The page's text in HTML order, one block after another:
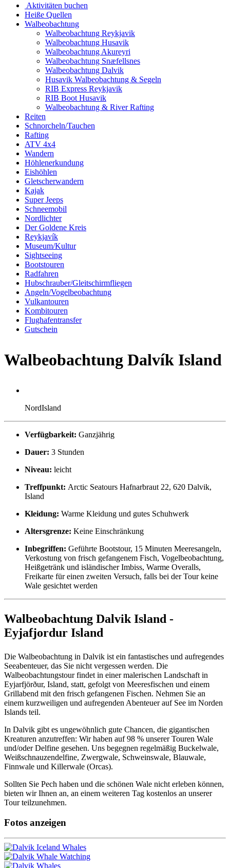
Aktivitäten buchen
Heiße Quellen
Walbeobachtung
Walbeobachtung Reykjavik
Walbeobachtung Husavik
Walbeobachtung Akureyri
Walbeobachtung Snæfellsnes
Walbeobachtung Dalvik
Husavik Walbeobachtung & Segeln
RIB Express Reykjavik
RIB Boot Husavik
Walbeobachtung & River Rafting
Reiten
Schnorcheln/Tauchen
Rafting
ATV 4x4
Wandern
Höhlenerkundung
Eishöhlen
Gletscherwandern
Kajak
Super Jeeps
Schneemobil
Nordlichter
Der Goldene Kreis
Reykjavík
Museum/Kultur
Sightseeing
Bootstouren
Radfahren
Hubschrauber/Gleitschirmfliegen
Angeln/Vogelbeobachtung
Vulkantouren
Kombitouren
Flughafentransfer
Gutschein
Walbeobachtung Dalvík Island
NordIsland
Verfügbarkeit: Ganzjährig
Dauer: 3 Stunden
Niveau: leicht
Treffpunkt: Arctic Seatours Hafnarbraut 22, 620 Dalvik,
Island
Kleidung: Warme Kleidung und gutes Schuhwerk
Altersgrenze: Keine Einschränkung
Inbegriffen: Geführte Bootstour, 15 Minuten Meeresangeln,
Verkostung von frisch gefangenem Fisch, Vogelbeobachtung,
Heißgetränk und isländischer Imbiss, Warme Overalls,
Freikarte für einen zweiten Versuch, falls bei der Tour keine
Wale gesichtet werden
Walbeobachtung Dalvik Island -
Eyjafjordur Island
Die Walbeobachtung in Dalvik ist ein fantastisches und aufregendes
Seeabenteuer, das Sie nicht vergessen werden. Die
Walbeobachtungstour findet in einer malerischen Landschaft in
Eyjarfjörður, Island, statt, gefolgt von Meeresfischen und einem
Grillabend mit den frisch gefangenen Fischen. Nehmen Sie an
einem kurzweiligen und aufregenden Abenteuer auf See im Norden
Islands teil.
In Dalvik gibt es ungewöhnlich gute Chancen, die gigantischen
Kreaturen anzutreffen: Wir haben auf 98 % unserer Touren Wale
und/oder Delfine gesehen. Uns begegnen regelmäßig Buckelwale,
Weißschnauzendelfine, Zwergwale, Schweinswale, Blauwale,
Finnwale und Killerwale (Orcas).
Sollten Sie Pech haben und die schönen Wale nicht erleben können,
bieten wir Ihnen an, an einem weiteren Tag kostenlos an unserer
Tour teilzunehmen.
Fotos anzeigen